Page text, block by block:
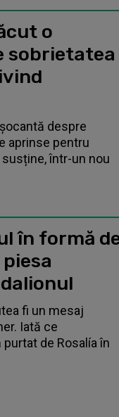
o
sobrietatea
despre
aprinse pentru
într-un nou
în formă
fi un mesaj
Iată ce
de Rosalía în